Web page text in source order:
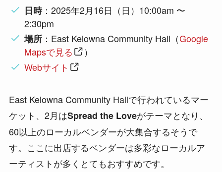
日時：2025年2月16日（日）10:00am 〜
2:30pm
場所 ：East Kelowna Community Hall（Google
Mapsで見る
）
Webサイト
East Kelowna Community Hallで行われているマー
ケット、2月はSpread the Loveがテーマとなり、
60以上のローカルベンダーが大集合するそうで
す。ここに出店するベンダーは多彩なローカルア
ーティストが多くとてもおすすめです。